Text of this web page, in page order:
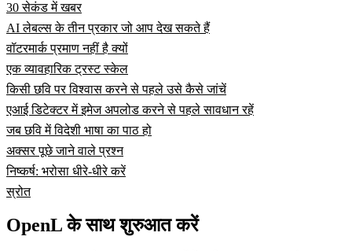
30 सेकंड में खबर
AI लेबल्स के तीन प्रकार जो आप देख सकते हैं
वॉटरमार्क प्रमाण नहीं है क्यों
एक व्यावहारिक ट्रस्ट स्केल
किसी छवि पर विश्वास करने से पहले उसे कैसे जांचें
एआई डिटेक्टर में इमेज अपलोड करने से पहले सावधान रहें
जब छवि में विदेशी भाषा का पाठ हो
अक्सर पूछे जाने वाले प्रश्न
निष्कर्ष: भरोसा धीरे-धीरे करें
स्रोत
OpenL के साथ शुरुआत करें